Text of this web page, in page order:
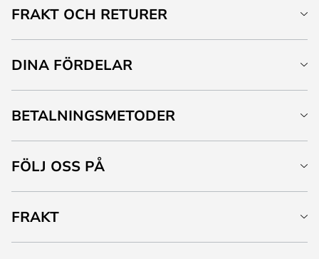
FRAKT OCH RETURER
DINA FÖRDELAR
BETALNINGSMETODER
FÖLJ OSS PÅ
FRAKT